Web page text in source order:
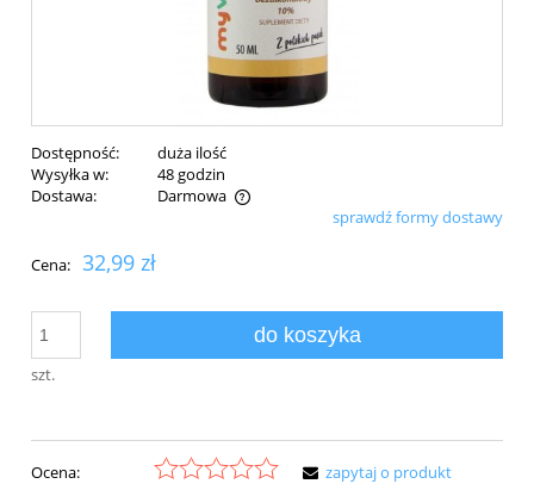
Dostępność:
duża ilość
Wysyłka w:
48 godzin
Dostawa:
Darmowa
Cena nie zawiera ewentualnych kosztów płatnościsprawdź formy dostawy
Cena: 32,99 zł
szt.
do koszyka
Ocena:
zapytaj o produkt